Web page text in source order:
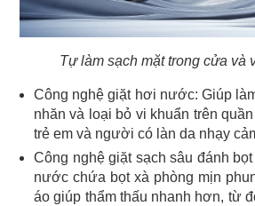
Tự làm sạch mặt trong cửa và
Công nghệ giặt hơi nước: Giúp
nhăn và loại bỏ vi khuẩn trên
trẻ em và người có làn da nhạy
Công nghệ giặt sạch sâu đánh
nước chứa bọt xà phòng mịn
áo giúp thẩm thấu nhanh hơn, từ